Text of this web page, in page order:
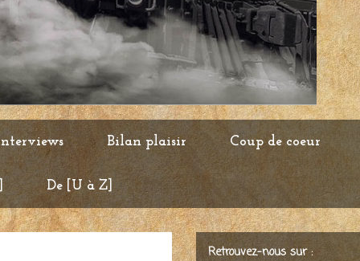
Bilan plaisir Coup de coeur
De [U à Z]
Retrouvez-nous sur :